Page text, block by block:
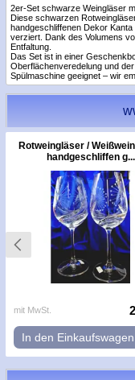
2er-Set schwarze Weingläser
Diese schwarzen
handgeschliffenen Dekor
verziert. Dank des Volumens
Entfaltung.
Das Set ist in einer
Oberflächenveredelung und
Spülmaschine geeignet – wir
Rotweingläser /
handgeschliffen g...
mit MwSt.
In den